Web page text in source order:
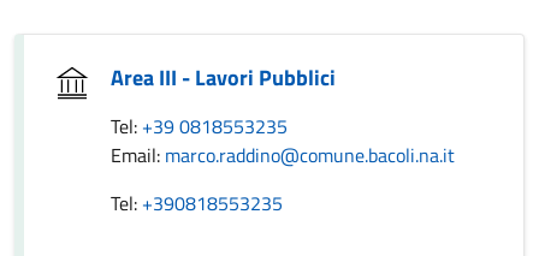
Area III - Lavori Pubblici
Tel: +39 0818553235
Email: marco.raddino@comune.bacoli.na.it
Tel: +390818553235